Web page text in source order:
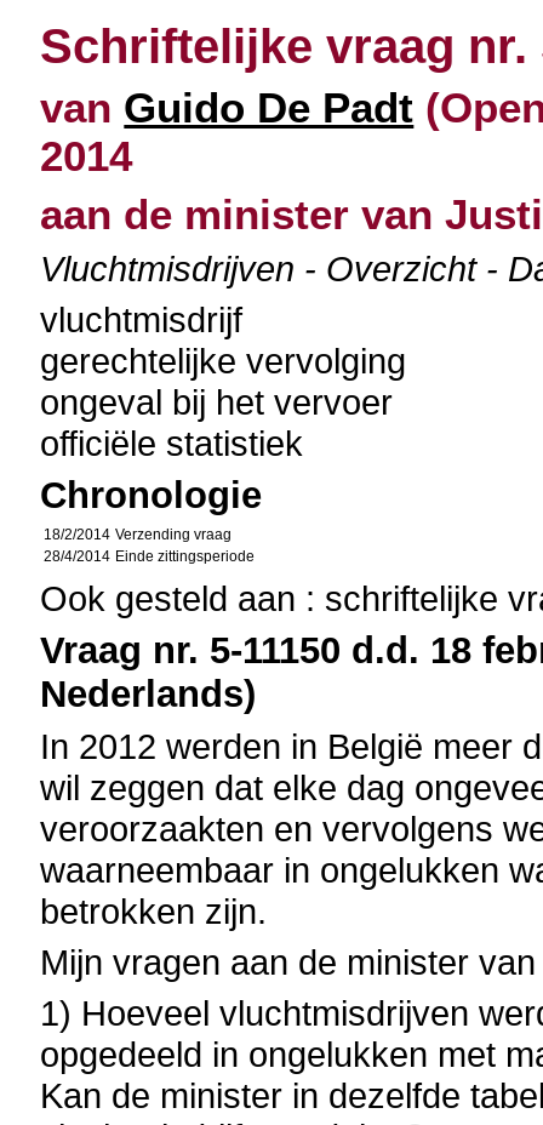
Schriftelijke vraag nr.
van Guido De Padt
2014
aan de minister van
Vluchtmisdrijven - Overzicht -
vluchtmisdrijf
gerechtelijke vervolging
ongeval bij het vervoer
officiële statistiek
Chronologie
18/2/2014 Verzending vraag
28/4/2014 Einde zittingsperiode
Ook gesteld aan : schriftelijke
Vraag nr. 5-11150 d.d. 18
Nederlands)
In 2012 werden in België meer
wil zeggen dat elke dag
veroorzaakten en vervolgens
waarneembaar in ongelukken
betrokken zijn.
Mijn vragen aan de minister
1) Hoeveel vluchtmisdrijven
opgedeeld in ongelukken met
Kan de minister in dezelfde